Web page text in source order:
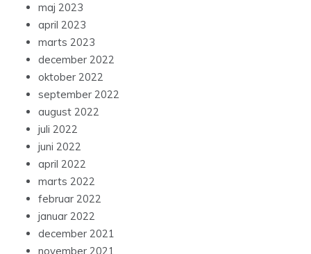
maj 2023
april 2023
marts 2023
december 2022
oktober 2022
september 2022
august 2022
juli 2022
juni 2022
april 2022
marts 2022
februar 2022
januar 2022
december 2021
november 2021